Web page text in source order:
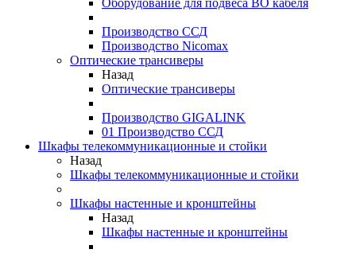
Оборудование для подвеса ВО кабеля
Производство ССД
Производство Nicomax
Оптические трансиверы
Назад
Оптические трансиверы
Производство GIGALINK
01 Производство ССД
Шкафы телекоммуникационные и стойки
Назад
Шкафы телекоммуникационные и стойки
Шкафы настенные и кронштейны
Назад
Шкафы настенные и кронштейны